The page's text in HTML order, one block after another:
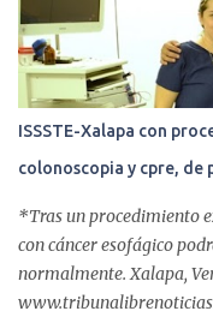
s
ISSSTE-Xalapa con
colonoscopia y cpre, de
*Tras un procedimiento
con cáncer esofágico
normalmente. Xalapa,